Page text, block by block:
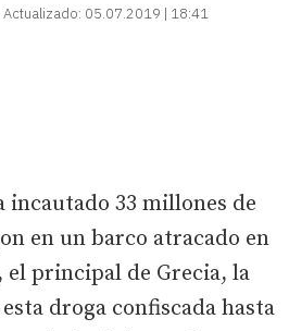
Actualizado: 05.07.2019 | 18:41
incautado 33 millones de
en un barco atracado en
principal de Grecia, la
droga confiscada hasta